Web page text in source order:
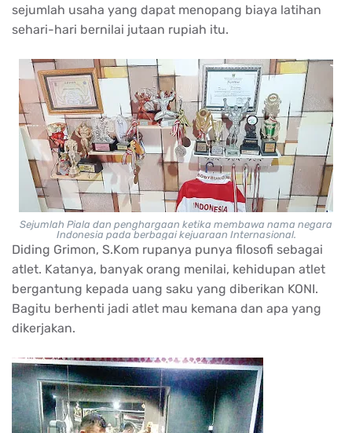
sejumlah usaha yang dapat menopang biaya latihan
sehari-hari bernilai jutaan rupiah itu.
Sejumlah Piala dan penghargaan ketika membawa nama negara
Indonesia pada berbagai kejuaraan Internasional.
Diding Grimon, S.Kom rupanya punya filosofi sebagai
atlet. Katanya, banyak orang menilai, kehidupan atlet
bergantung kepada uang saku yang diberikan KONI.
Bagitu berhenti jadi atlet mau kemana dan apa yang
dikerjakan.